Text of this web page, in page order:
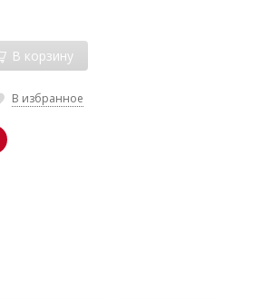
В корзину
В избранное